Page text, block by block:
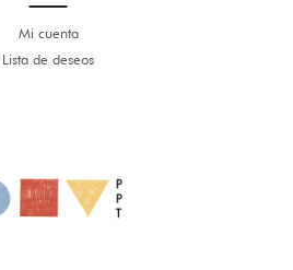
Mi cuenta
Lista de deseos